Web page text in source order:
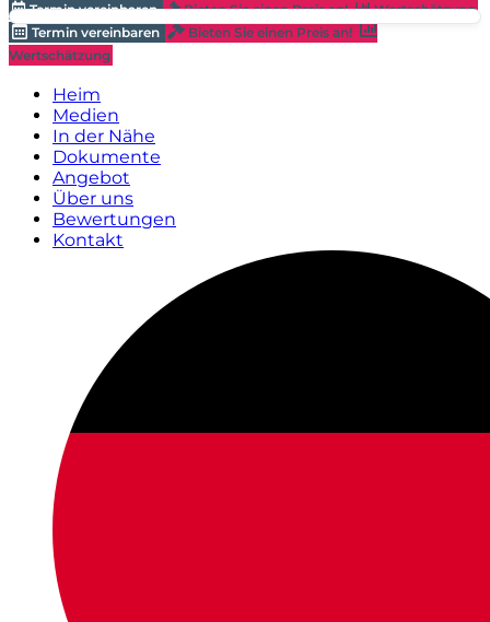
Termin vereinbaren Bieten Sie einen Preis an!
Wertschätzung
Termin vereinbaren
Bieten Sie einen Preis an!
Wertschätzung
Heim
Medien
In der Nähe
Dokumente
Angebot
Über uns
Bewertungen
Kontakt